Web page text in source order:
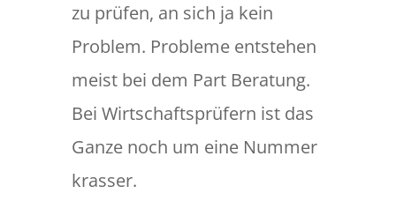
zu prüfen, an sich ja kein
Problem. Probleme entstehen
meist bei dem Part Beratung.
Bei Wirtschaftsprüfern ist das
Ganze noch um eine Nummer
krasser.